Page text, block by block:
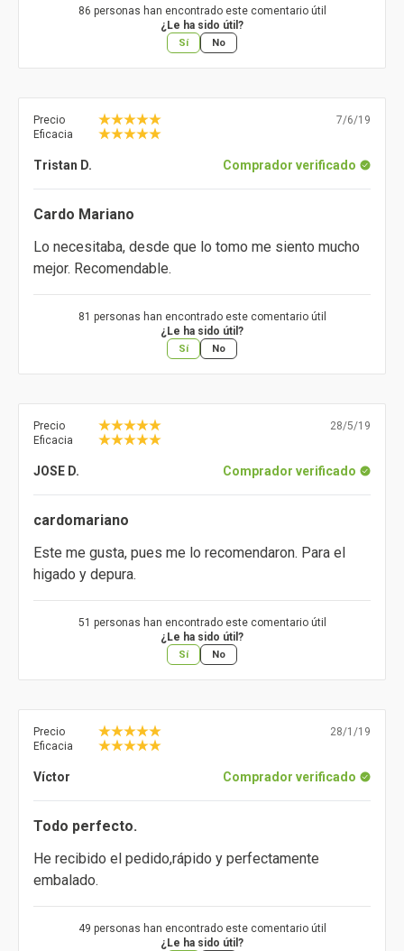
86 personas han encontrado este comentario útil
¿Le ha sido útil?
Sí No
Precio
Eficacia
7/6/19
Tristan D. Comprador verificado
Cardo Mariano
Lo necesitaba, desde que lo tomo me siento mucho
mejor. Recomendable.
81 personas han encontrado este comentario útil
¿Le ha sido útil?
Sí No
Precio
Eficacia
28/5/19
JOSE D. Comprador verificado
cardomariano
Este me gusta, pues me lo recomendaron. Para el
higado y depura.
51 personas han encontrado este comentario útil
¿Le ha sido útil?
Sí No
Precio
Eficacia
28/1/19
Víctor Comprador verificado
Todo perfecto.
He recibido el pedido,rápido y perfectamente
embalado.
49 personas han encontrado este comentario útil
¿Le ha sido útil?